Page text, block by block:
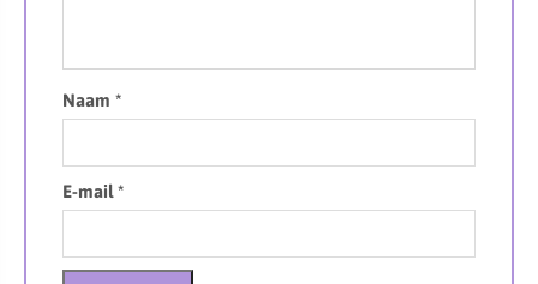
Naam *
E-mail*